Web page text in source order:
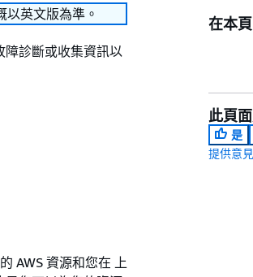
英文版為準。
障診斷或收集資訊以
AWS 資源和您在 上
在本
此頁
是
提供意